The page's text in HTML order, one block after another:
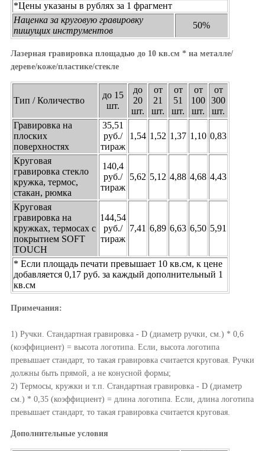
*Цены указаны в рублях за 1 фрагмент
Наценка за круговую гравировку
пишущих инструментов
50%
Лазерная гравировка площадью до 10 кв.см * на металле/
дереве/коже/пластике/стекле
Тип / Количество
до 15
шт.
до
20
шт.
от
21
шт.
от
51
шт.
от
100
шт.
от
300
шт.
Гравировка на
плоских
поверхностях
35,51
руб./
тираж
1,54 1,52 1,37 1,10 0,83
Круговая
гравировка стекло
кружка, термос,
стакан, рюмка
140,4
руб./
тираж
5,62 5,12 4,88 4,68 4,43
Круговая
гравировка на
кружках, термосах с
покрытием SOFT
TOUCH
144,54
руб./
тираж
7,41 6,89 6,63 6,50 5,91
* Если площадь печати превышает 10 кв.см, к цене
добавляется 0,17 руб. за каждый дополнительный 1
кв.см
Примечания:
1) Ручки. Стандартная гравировка - D (диаметр ручки, см.) * 0,6
(коэффициент) = высота логотипа. Если, высота логотипа
превышает стандарт, то такая гравировка считается круговая. Ручки
должны быть прямой, а не конусной формы;
2) Термосы, кружки и т.п. Стандартная гравировка - D (диаметр
см.) * 0,35 (коэффициент) = длина логотипа. Если, длина логотипа
превышает стандарт, то такая гравировка считается круговая.
Дополнительные условия